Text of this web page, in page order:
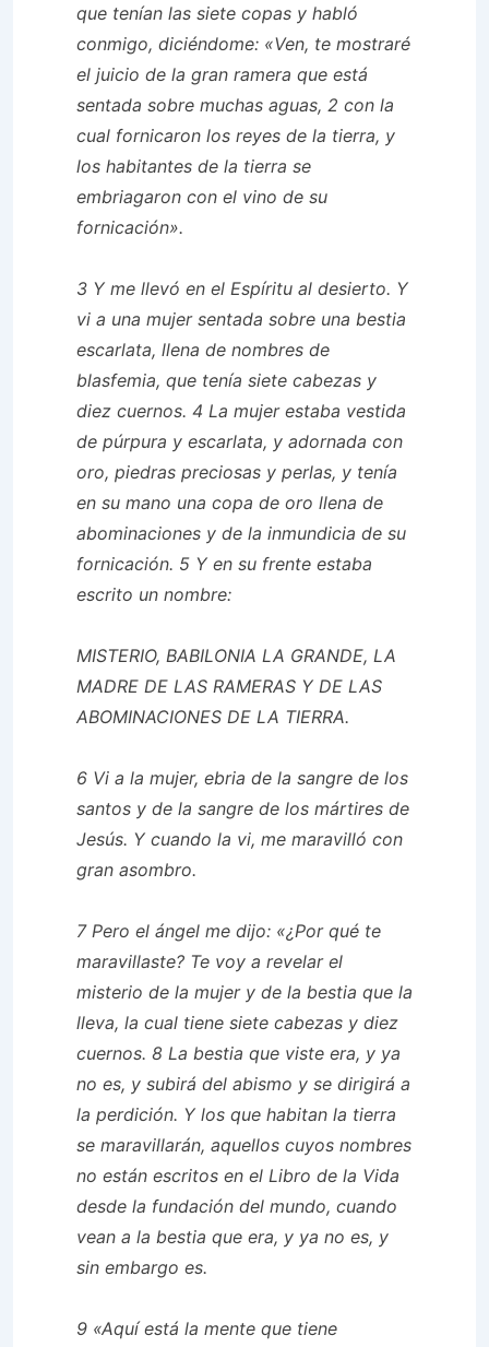
que tenían las siete copas y habló
conmigo, diciéndome: «Ven, te mostraré
el juicio de la gran ramera que está
sentada sobre muchas aguas, 2 con la
cual fornicaron los reyes de la tierra, y
los habitantes de la tierra se
embriagaron con el vino de su
fornicación».
3 Y me llevó en el Espíritu al desierto. Y
vi a una mujer sentada sobre una bestia
escarlata, llena de nombres de
blasfemia, que tenía siete cabezas y
diez cuernos. 4 La mujer estaba vestida
de púrpura y escarlata, y adornada con
oro, piedras preciosas y perlas, y tenía
en su mano una copa de oro llena de
abominaciones y de la inmundicia de su
fornicación. 5 Y en su frente estaba
escrito un nombre:
MISTERIO, BABILONIA LA GRANDE, LA
MADRE DE LAS RAMERAS Y DE LAS
ABOMINACIONES DE LA TIERRA.
6 Vi a la mujer, ebria de la sangre de los
santos y de la sangre de los mártires de
Jesús. Y cuando la vi, me maravilló con
gran asombro.
7 Pero el ángel me dijo: «¿Por qué te
maravillaste? Te voy a revelar el
misterio de la mujer y de la bestia que la
lleva, la cual tiene siete cabezas y diez
cuernos. 8 La bestia que viste era, y ya
no es, y subirá del abismo y se dirigirá a
la perdición. Y los que habitan la tierra
se maravillarán, aquellos cuyos nombres
no están escritos en el Libro de la Vida
desde la fundación del mundo, cuando
vean a la bestia que era, y ya no es, y
sin embargo es.
9 «Aquí está la mente que tiene